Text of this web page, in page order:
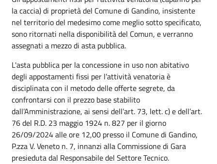
la caccia) di proprietà del Comune di Gandino, insistente
nel territorio del medesimo come meglio sotto specificato,
sono ritornati nella disponibilità del Comun, e verranno
assegnati a mezzo di asta pubblica.
L'asta pubblica per la concessione in uso non abitativo
degli appostamenti fissi per l’attività venatoria è
disciplinata con il metodo delle offerte segrete, da
confrontarsi con il prezzo base stabilito
dall’Amministrazione, ai sensi dell’art. 73, lett. c) e dell’art.
76 del R.D. 23 maggio 1924 n. 827 per il giorno
26/09/2024 alle ore 12,00 presso il Comune di Gandino,
P.zza V. Veneto n. 7, innanzi alla Commissione di Gara
presieduta dal Responsabile del Settore Tecnico.